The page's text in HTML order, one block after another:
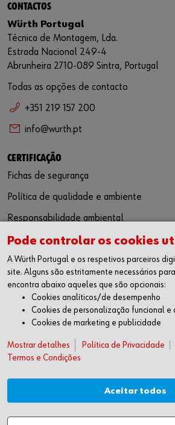
CONTACTOS
Würth Portugal
Técnica de Montagem, Lda.
Estrada Nacional 249-4
Abrunheira 2710-089 Sintra, Portugal
Todas as opções de contacto
+351 219 157 200
info@wurth.pt
CERTIFICAÇÃO
Fichas de segurança
Política de qualidade e ambiente
Responsabilidade ambiental
SIGA-NOS
Facebook
Instagram
LinkedIn
Youtube
WÜRTH APP
Google Android
Apple iOS
SUGESTÕES
Pode controlar os cookies
A Würth Portugal e os respetivos parceiros
site. Alguns são estritamente necessários
encontra abaixo aqueles que são opcionais:
Cookies analíticos/de desempenho
Cookies de personalização funcional e
Cookies de marketing e publicidade
Mostrar detalhes Política de Privacidade
Termos e Condições
Aceitar todos